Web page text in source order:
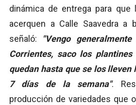
dinámica de entrega para que
acerquen a Calle Saavedra a
señaló:
"Vengo
Corrientes, saco los
quedan hasta que se los lleven
7 días de la semana".
producción de variedades que